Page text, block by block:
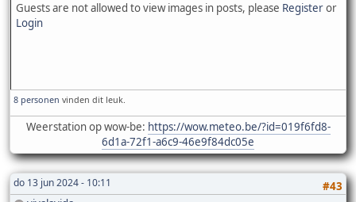
Guests are not allowed to view images in posts, please Registeror
Login
8 personen vinden dit leuk.
Weerstation op wow-be: https://wow.meteo.be/?id=019f6fd8-
6d1a-72f1-a6c9-46e9f84dc05e
do 13 jun 2024 - 10:11
#43